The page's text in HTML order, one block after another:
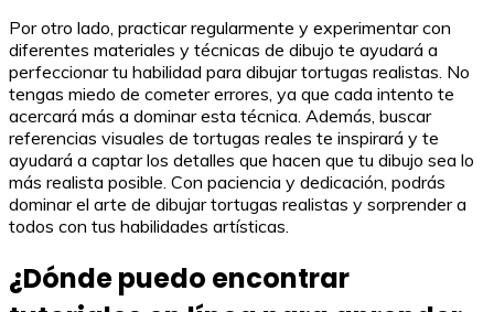
Por otro lado, practicar regularmente y experimentar con
diferentes materiales y técnicas de dibujo te ayudará a
perfeccionar tu habilidad para dibujar tortugas realistas. No
tengas miedo de cometer errores, ya que cada intento te
acercará más a dominar esta técnica. Además, buscar
referencias visuales de tortugas reales te inspirará y te
ayudará a captar los detalles que hacen que tu dibujo sea lo
más realista posible. Con paciencia y dedicación, podrás
dominar el arte de dibujar tortugas realistas y sorprender a
todos con tus habilidades artísticas.
¿Dónde puedo encontrar